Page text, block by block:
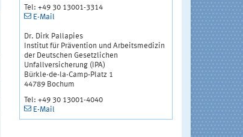
Tel: +49 30 13001-3314
E-Mail
Dr. Dirk Pallapies
Institut für Prävention und Arbeitsmedizin
der Deutschen Gesetzlichen
Unfallversicherung (IPA)
Bürkle-de-la-Camp-Platz 1
44789 Bochum
Tel: +49 30 13001-4040
E-Mail